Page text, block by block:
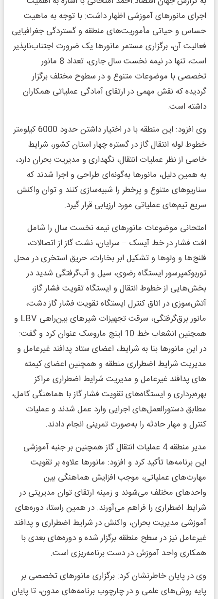
اجرای مانورهای آموزشی اظهار داشت: با توجه به ماهیت
حساس و حیاتی مأموریت‌های منطقه و گستردگی جغرافیایی
فعالیت آن، برگزاری مستمر مانورها یک ضرورت اجتناب‌ناپذیر
است، تنها در نیمه نخست سال جاری، تعداد 8 مانور
تخصصی با موضوعات متنوع و در سطوح مختلف برگزار
گردیده که نقش مهمی در ارتقای آمادگی عملیاتی همکاران
داشته است.
وی افزود: این منطقه با در اختیار داشتن حدود 6000 کیلومتر
خطوط لوله انتقال گاز در گستره چهار استان کشور، شرایط
خاصی از نظر عملیات انتقال، نگهداری و مدیریت بحران دارد،
به همین دلیل، مانورها به‌گونه‌ای طراحی و اجرا شدند که
سناریوهای متنوع و پرخطر را شبیه‌سازی کنند و توان واکنش
سریع تیم‌های عملیاتی مورد ارزیابی قرار گیرد.
امتحانی موضوعات مانورهای نیمه نخست سال را شامل
افت فشار در خط آیسک – سرایان، نشت گاز از اتصالات،
فلنج‌ها و ولوها و تشکیل ابر بخارات، حریق استخری در محل
توربوکمپرسور ایستگاه رضوی، سیل و آب‌گرفتگی شدید در
بخش‌هایی از خطوط انتقال و ایستگاه تقویت فشار گاز،
آتش‌سوزی در اتاق کنترل ایستگاه تقویت فشار گاز دشت،
مانور برق‌گرفتگی، سرقت تجهیزات شیرهای بین‌راهی LBV و
همچنین انشعاب خط 10 اینچ ماروسک عنوان کرد و گفت:
در این مانورها بنا به شرایط، اعضای ستاد پدافند غیرعامل و
مدیریت شرایط اضطراری منطقه و همچنین اعضای کیمته
های پدافند غیرعامل و مدیریت شرایط اضطراری مراکز
بهره‌برداری و ایستگاه‌های تقویت فشار گاز با هماهنگی کامل،
مطابق دستورالعمل‌های اجرایی وارد عمل شدند و عملیات
کنترل و مهار حادثه را به‌صورت تمرینی انجام دادند.
مدیر منطقه 4 عملیات انتقال گاز همچنین بر جنبه آموزشی
این برنامه‌ها تأکید کرد و افزود: مانورها علاوه بر تقویت
مهارت‌های عملیاتی، موجب افزایش هماهنگی بین
واحدهای مختلف می‌شوند و زمینه ارتقای توان مدیریتی در
شرایط اضطراری را فراهم می‌آورند. در همین راستا، دوره‌های
آموزشی مدیریت بحران، واکنش در شرایط اضطراری و پدافند
غیرعامل نیز در سطح منطقه برگزار شده و دوره‌های بعدی با
همکاری واحد آموزش در دست برنامه‌ریزی است.
وی در پایان خاطرنشان کرد: برگزاری مانورهای تخصصی بر
پایه روش‌های علمی و در چارچوب برنامه‌های مدون، تا پایان